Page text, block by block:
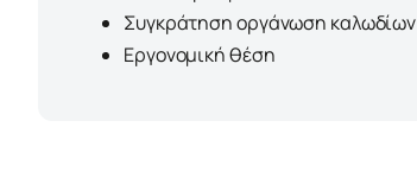
Συγκράτηση οργάνωση καλωδίων
Εργονομική θέση